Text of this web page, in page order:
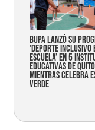
Bupa lanzó su
‘Deporte Inclusivo
Escuela’ en 5
educativas de Quito
mientras celebra
verde